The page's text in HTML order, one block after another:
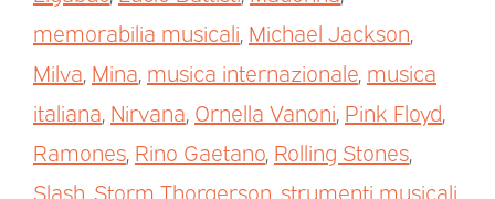
memorabilia musicali, Michael Jackson,
Milva, Mina, musica internazionale, musica
italiana, Nirvana, Ornella Vanoni, Pink Floyd,
Ramones, Rino Gaetano, Rolling Stones,
Slash, Storm Thorgerson,strumenti musicali,